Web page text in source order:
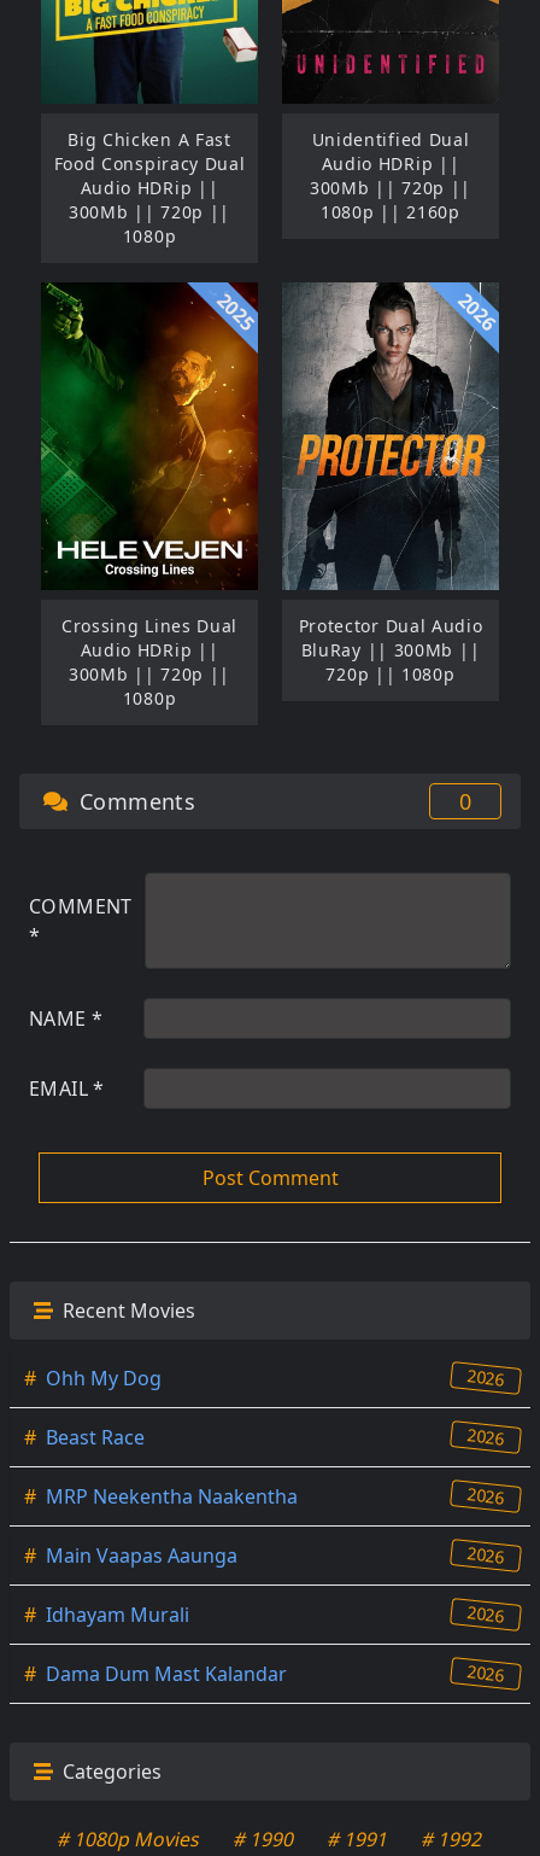
Big Chicken A Fast
Food Conspiracy Dual
Audio HDRip ||
300Mb || 720p ||
1080p
Unidentified Dual
Audio HDRip ||
300Mb || 720p ||
1080p || 2160p
2025
Crossing Lines Dual
Audio HDRip ||
300Mb || 720p ||
1080p
2026
Protector Dual Audio
BluRay || 300Mb ||
720p || 1080p
Comments 0
COMMENT
*
NAME *
EMAIL*
Recent Movies
# Ohh My Dog 2026
# Beast Race 2026
# MRP Neekentha Naakentha 2026
# Main Vaapas Aaunga 2026
# Idhayam Murali 2026
# Dama Dum Mast Kalandar 2026
Categories
# 1080p Movies # 1990 # 1991
# 1992